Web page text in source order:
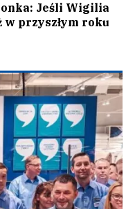
Jeśli Wigilia
w przyszłym roku